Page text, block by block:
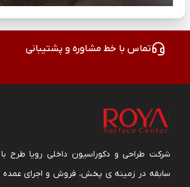
تماس با خط مشاوره و پشتیبانی
شرکت طراحی و دکوراسیون داخلی رویا طرح
سابقه در زمینه ی پخش، فروش و اجرای عمده